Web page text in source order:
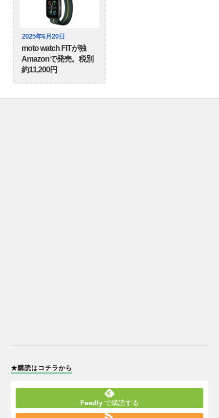
2025年6月20日
moto watch FITが独
Amazonで発売。税別
約11,200円
★購読はコチラから
Feedly で購読する